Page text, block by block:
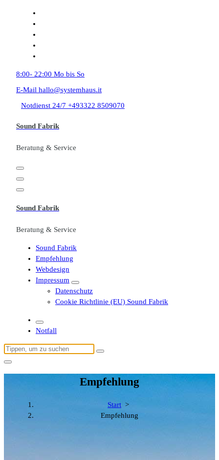
8:00- 22:00 Mo bis So
E-Mail hallo@systemhaus.it
Notdienst 24/7 +493322 8509070
Sound Fabrik
Beratung & Service
Sound Fabrik
Beratung & Service
Sound Fabrik
Empfehlung
Webdesign
Impressum
Datenschutz
Cookie Richtlinie (EU) Sound Fabrik
Notfall
Suchen
nach:
Empfehlung
Start >
Empfehlung